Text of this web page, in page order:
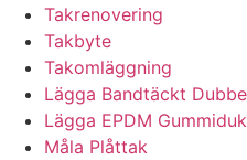
Takrenovering
Takbyte
Takomläggning
Lägga Bandtäckt
Lägga EPDM
Måla Plåttak